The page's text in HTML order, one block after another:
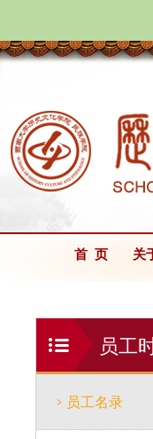
首 页 关
员工
员工名录